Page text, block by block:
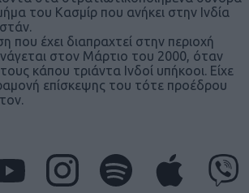
του Κασμίρ που ανήκει στην Ινδία
που έχει διαπραχτεί στην περιοχή
στον Μάρτιο του 2000, όταν
κάπου τριάντα Ινδοί υπήκοοι. Είχε
επίσκεψης του τότε προέδρου